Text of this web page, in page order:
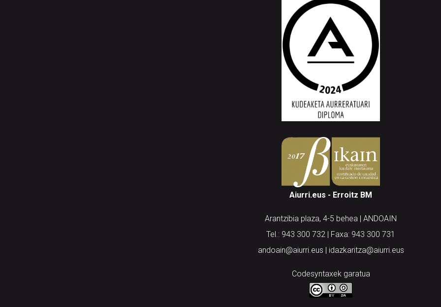
Aiurri.eus - Erroitz BM
Arantzibia plaza, 4-5 behea | ANDOAIN
Tel.: 943 300 732 | Faxa: 943 300 731
andoain@aiurri.eus | idazkaritza@aiurri.eus
Codesyntaxek garatua